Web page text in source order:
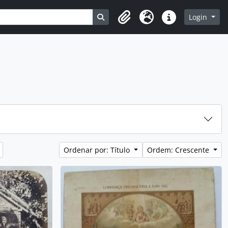
Busque na página de navegação
Clipboard
Idioma Atalhos Login
Ordenar por: Título Ordem: Crescente